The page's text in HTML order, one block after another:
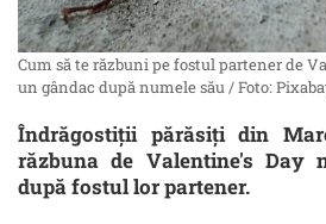
Cum să te răzbuni pe fostul partener de
un gândac după numele său / Foto:
Îndrăgostiţii părăsiţi din
răzbuna de Valentine's Day
după fostul lor partener.